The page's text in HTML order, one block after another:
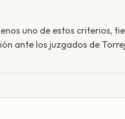
uno de estos criterios,
ante los juzgados de